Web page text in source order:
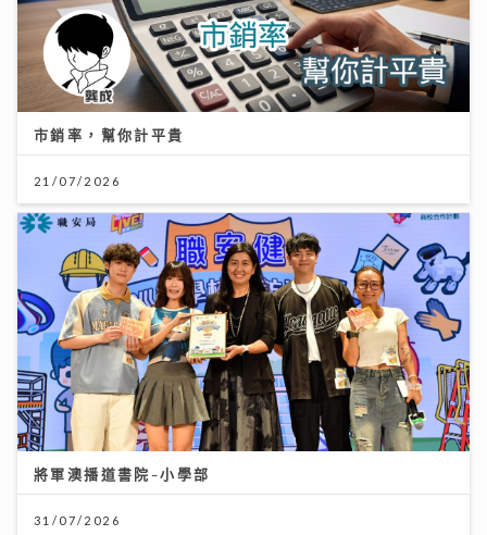
市銷率，幫你計平貴
21/07/2026
將軍澳播道書院-小學部
31/07/2026